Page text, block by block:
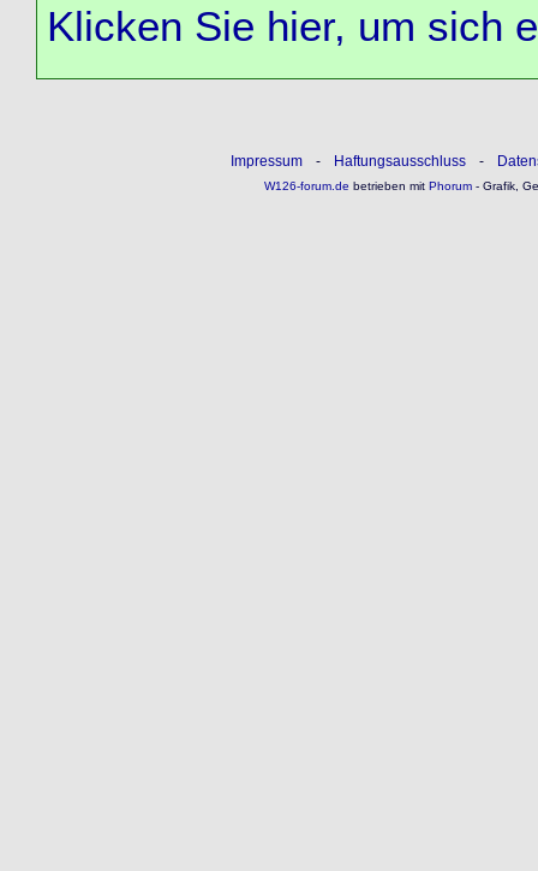
Klicken Sie hier, um sich
Impressum - Haftungsausschluss -
W126-forum.de betrieben mitPhorum- Grafik,